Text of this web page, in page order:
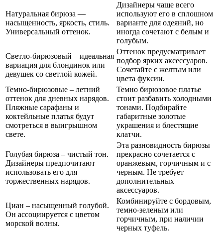
Натуральная бирюза —
насыщенность, яркость, стиль.
Универсальный оттенок.
Дизайнеры чаще всего
используют его в сплошном
варианте для одеяний, но
иногда сочетают с белым и
голубым.
Светло-бирюзовый – идеальная
вариация для блондинок или
девушек со светлой кожей.
Оттенок предусматривает
подбор ярких аксессуаров.
Сочетайте с желтым или
цвета фуксии.
Темно-бирюзовые – летний
оттенок для дневных нарядов.
Пляжные сарафаны и
коктейльные платья будут
смотреться в выигрышном
свете.
Темно бирюзовое платье
стоит разбавить холодными
тонами. Подбирайте
габаритные золотые
украшения и блестящие
клатчи.
Голубая бирюза – чистый тон.
Дизайнеры предпочитают
использовать его для
торжественных нарядов.
Эта разновидность бирюзы
прекрасно сочетается с
оранжевым, горчичным и с
черным. Не требует
дополнительных
аксессуаров.
Циан – насыщенный голубой.
Он ассоциируется с цветом
морской волны.
Комбинируйте с бордовым,
темно-зеленым или
горчичным, при наличии
черных туфель.